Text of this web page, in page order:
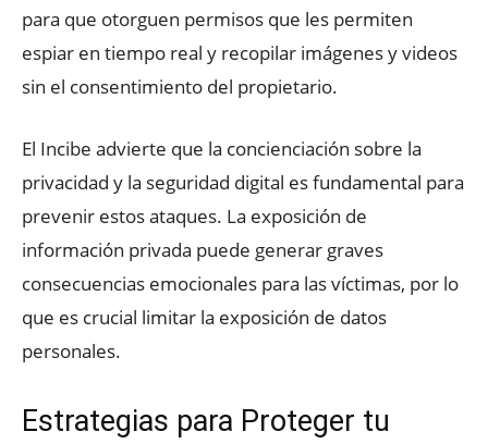
para que otorguen permisos que les permiten
espiar en tiempo real y recopilar imágenes y videos
sin el consentimiento del propietario.
El Incibe advierte que la concienciación sobre la
privacidad y la seguridad digital es fundamental para
prevenir estos ataques. La exposición de
información privada puede generar graves
consecuencias emocionales para las víctimas, por lo
que es crucial limitar la exposición de datos
personales.
Estrategias para Proteger tu